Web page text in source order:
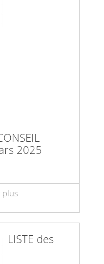
2025
plus
LISTE des